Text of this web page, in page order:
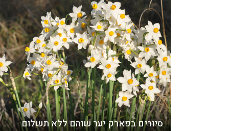
סיורים בפארק יער שוהם ללא תשלום